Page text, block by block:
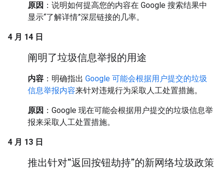
原因 ：说明如何提高您的内容在 Google 搜索结果中
显示“了解详情”深层链接的几率。
4 月 14 日
阐明了垃圾信息举报的用途
内容 ：明确指出 Google 可能会根据用户提交的垃圾
信息举报内容来针对违规行为采取人工处置措施。
原因 ：Google 现在可能会根据用户提交的垃圾信息举
报来采取人工处置措施。
4 月 13 日
推出针对“返回按钮劫持”的新网络垃圾政策